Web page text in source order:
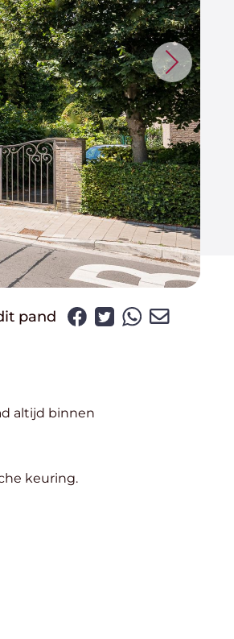
pand
altijd binnen
keuring.